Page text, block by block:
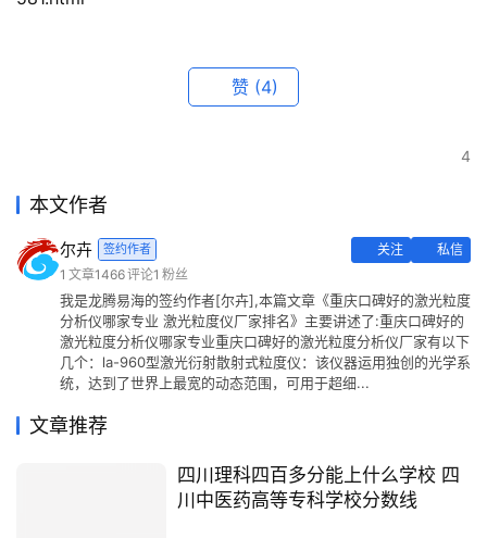
赞 (4)
4
本文作者
尔卉 签约作者 关注
私信
1 文章1466评论1 粉丝
我是龙腾易海的签约作者[尔卉],本篇文章《重庆口碑好的激光粒度
分析仪哪家专业 激光粒度仪厂家排名》主要讲述了:重庆口碑好的
激光粒度分析仪哪家专业重庆口碑好的激光粒度分析仪厂家有以下
几个：la-960型激光衍射散射式粒度仪：该仪器运用独创的光学系
统，达到了世界上最宽的动态范围，可用于超细...
文章推荐
四川理科四百多分能上什么学校 四
川中医药高等专科学校分数线